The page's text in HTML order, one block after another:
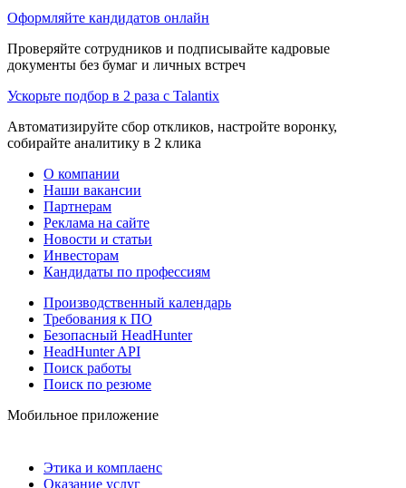
Оформляйте кандидатов онлайн
Проверяйте сотрудников и подписывайте кадровые
документы без бумаг и личных встреч
Ускорьте подбор в 2 раза с Talantix
Автоматизируйте сбор откликов, настройте воронку,
собирайте аналитику в 2 клика
О компании
Наши вакансии
Партнерам
Реклама на сайте
Новости и статьи
Инвесторам
Кандидаты по профессиям
Производственный календарь
Требования к ПО
Безопасный HeadHunter
HeadHunter API
Поиск работы
Поиск по резюме
Мобильное приложение
Этика и комплаенс
Оказание услуг